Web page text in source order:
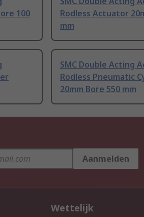
100
Rodless Actuator
mm
SMC Double Acting
Rodless Pneumatic
20mm Bore 550 mm
Aanmelden
Wettelijk